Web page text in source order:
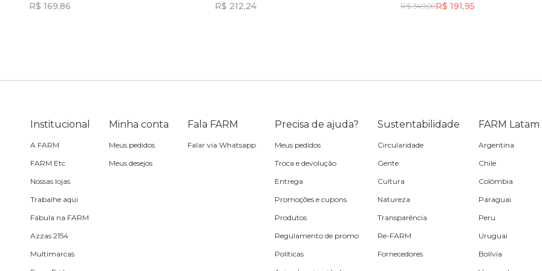
Vela
R$ 169,86
R$ 212,24
R$ 349,00R$ 191,95
Institucional
A FARM
FARM Etc
Nossas lojas
Trabalhe aqui
Fábula na FARM
Azzas 2154
Multimarcas
Minha conta
Meus pedidos
Meus desejos
Fala FARM
Falar via Whatsapp
Precisa de ajuda?
Meus pedidos
Troca e devolução
Entrega
Promoções e cupons
Produtos
Regulamento de promo
Políticas
Sustentabilidade
Circularidade
Gente
Cultura
Natureza
Transparência
Re-FARM
Fornecedores
FARM Latam
Argentina
Chile
Colômbia
Paraguai
Peru
Uruguai
Bolívia